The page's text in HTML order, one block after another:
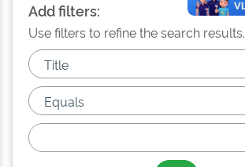
Add filters:
Use filters to refine the search results.